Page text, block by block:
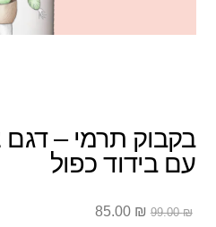
בקבוק תרמי – דגם
עם בידוד כפול
99.00₪
המחיר
85.00 ₪
המחיר